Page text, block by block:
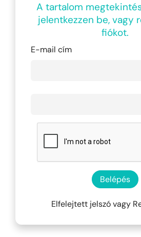
A tartalom
jelentkezzen be, vagy
fiókot.
E-mail cím
Belépés
Elfelejtett jelszóvagy